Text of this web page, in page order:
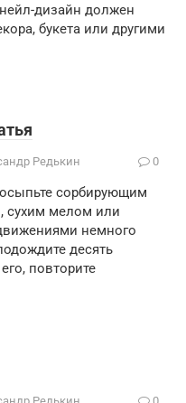
дизайн должен
букета или другими
Редькин 0
сорбирующим
сухим мелом или
немного
десять
повторите